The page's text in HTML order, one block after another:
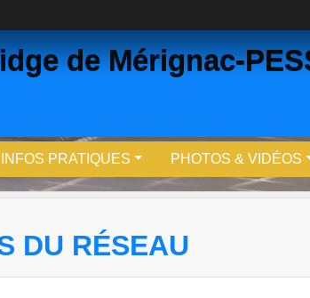
de Mérignac-
INFOS PRATIQUES PHOTOS & VIDÉOS
DU RÉSEAU